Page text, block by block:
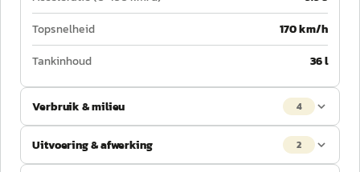
Topsnelheid
170 km/h
Tankinhoud
36 l
Verbruik & milieu 4
Uitvoering & afwerking 2